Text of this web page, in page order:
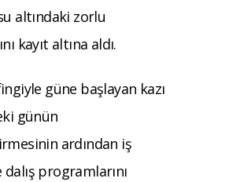
altındaki zorlu
kayıt altına aldı.
güne başlayan kazı
günün
ardından iş
programlarını